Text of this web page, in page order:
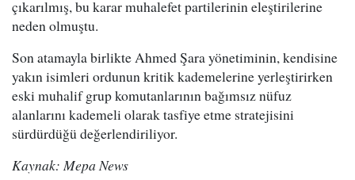
çıkarılmış, bu karar muhalefet partilerinin eleştirilerine
neden olmuştu.
Son atamayla birlikte Ahmed Şara yönetiminin, kendisine
yakın isimleri ordunun kritik kademelerine yerleştirirken
eski muhalif grup komutanlarının bağımsız nüfuz
alanlarını kademeli olarak tasfiye etme stratejisini
sürdürdüğü değerlendiriliyor.
Kaynak: Mepa News